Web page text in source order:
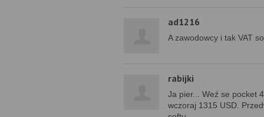
ad1216
A zawodowcy i tak VAT
rabijki
Ja pier... Weź se pocket
wczoraj 1315 USD.